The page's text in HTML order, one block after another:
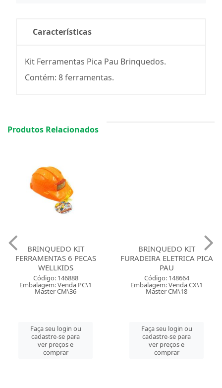
Características
Kit Ferramentas Pica Pau Brinquedos.
Contém: 8 ferramentas.
Produtos Relacionados
BRINQUEDO KIT
FERRAMENTAS 6 PECAS
WELLKIDS
Código: 146888
Embalagem: Venda PC\1
Master CM\36
Faça seu login ou
cadastre-se para
ver preços e
comprar
BRINQUEDO KIT
FURADEIRA ELETRICA PICA
PAU
Código: 148664
Embalagem: Venda CX\1
Master CM\18
Faça seu login ou
cadastre-se para
ver preços e
comprar